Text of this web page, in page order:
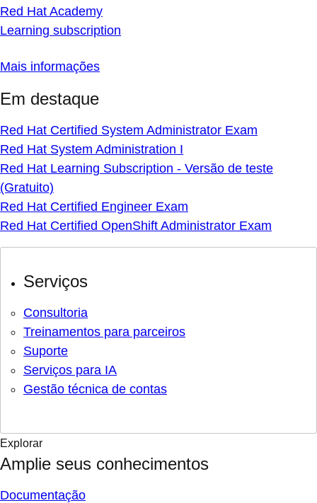
Red Hat Academy
Learning subscription
Mais informações
Em destaque
Red Hat Certified System Administrator Exam
Red Hat System Administration I
Red Hat Learning Subscription - Versão de teste
(Gratuito)
Red Hat Certified Engineer Exam
Red Hat Certified OpenShift Administrator Exam
Serviços
Consultoria
Treinamentos para parceiros
Suporte
Serviços para IA
Gestão técnica de contas
Explorar
Amplie seus conhecimentos
Documentação